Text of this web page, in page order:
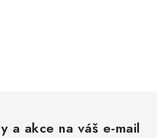
a akce na váš e-mail